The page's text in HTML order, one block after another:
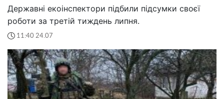
Державні екоінспектори підбили підсумки своєї
роботи за третій тиждень липня.
11:40 24.07